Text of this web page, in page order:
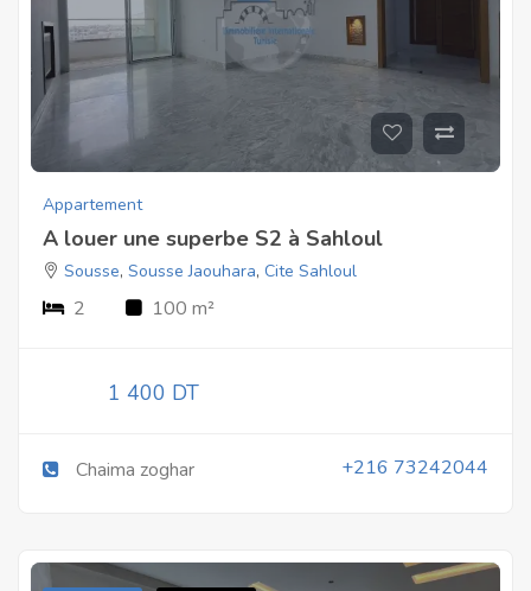
Appartement
A louer une superbe S2 à Sahloul
Sousse, Sousse Jaouhara, Cite Sahloul
2 100 m²
1 400 DT
Chaima zoghar +216 73242044